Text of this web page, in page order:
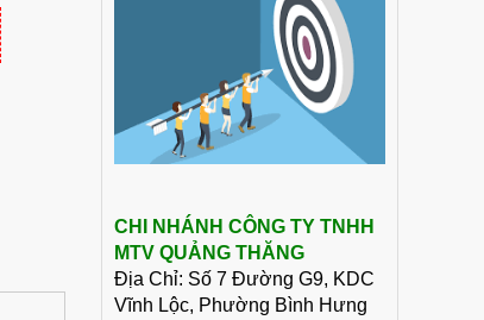
CHI NHÁNH CÔNG TY TNHH
MTV QUẢNG THĂNG
Địa Chỉ: Số 7 Đường G9, KDC
Vĩnh Lộc, Phường Bình Hưng